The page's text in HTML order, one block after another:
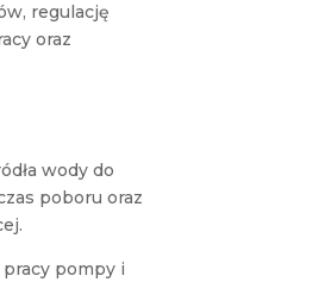
regulację
oraz
wody do
poboru oraz
pompy i